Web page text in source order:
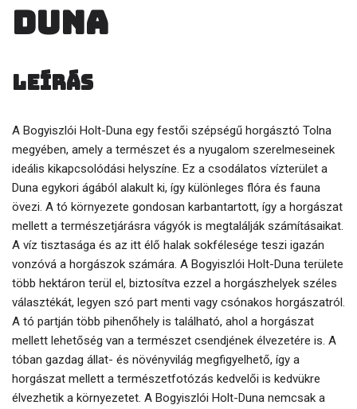
Duna
Leírás
A Bogyiszlói Holt-Duna egy festői szépségű horgásztó Tolna
megyében, amely a természet és a nyugalom szerelmeseinek
ideális kikapcsolódási helyszíne. Ez a csodálatos vízterület a
Duna egykori ágából alakult ki, így különleges flóra és fauna
övezi. A tó környezete gondosan karbantartott, így a horgászat
mellett a természetjárásra vágyók is megtalálják számításaikat.
A víz tisztasága és az itt élő halak sokfélesége teszi igazán
vonzóvá a horgászok számára. A Bogyiszlói Holt-Duna területe
több hektáron terül el, biztosítva ezzel a horgászhelyek széles
választékát, legyen szó part menti vagy csónakos horgászatról.
A tó partján több pihenőhely is található, ahol a horgászat
mellett lehetőség van a természet csendjének élvezetére is. A
tóban gazdag állat- és növényvilág megfigyelhető, így a
horgászat mellett a természetfotózás kedvelői is kedvükre
élvezhetik a környezetet. A Bogyiszlói Holt-Duna nemcsak a